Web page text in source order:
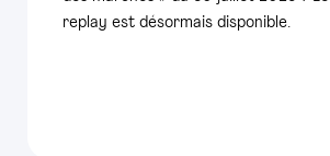
replay est désormais disponible.